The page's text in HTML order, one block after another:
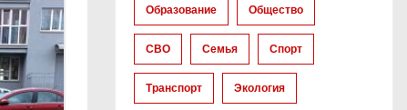
Образование Общество
СВО Семья Спорт
Транспорт Экология